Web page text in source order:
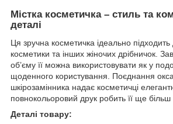
Містка косметичка – стиль та
деталі
Ця зручна косметичка ідеально підходить
косметики та інших жіночих дрібничок.
об’єму її можна використовувати як у
щоденного користування. Поєднання
шкірозамінника надає косметичці
повнокольоровий друк робить її ще більш
Деталі товару: